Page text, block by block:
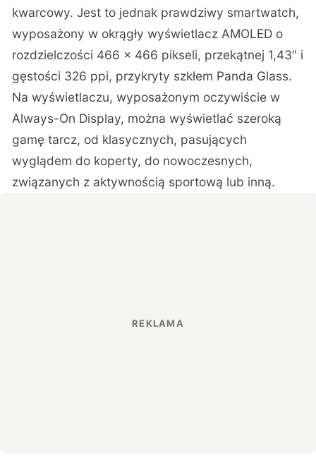
kwarcowy. Jest to jednak prawdziwy smartwatch,
wyposażony w okrągły wyświetlacz AMOLED o
rozdzielczości 466 × 466 pikseli, przekątnej 1,43″ i
gęstości 326 ppi, przykryty szkłem Panda Glass.
Na wyświetlaczu, wyposażonym oczywiście w
Always-On Display, można wyświetlać szeroką
gamę tarcz, od klasycznych, pasujących
wyglądem do koperty, do nowoczesnych,
związanych z aktywnością sportową lub inną.